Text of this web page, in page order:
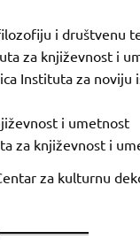
i društvenu
za književnost i
Instituta za
i umetnost
za književnost i
za kulturnu